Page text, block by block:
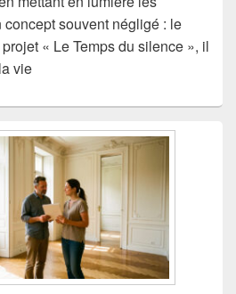
concept souvent négligé : le
« Le Temps du silence », il
vie